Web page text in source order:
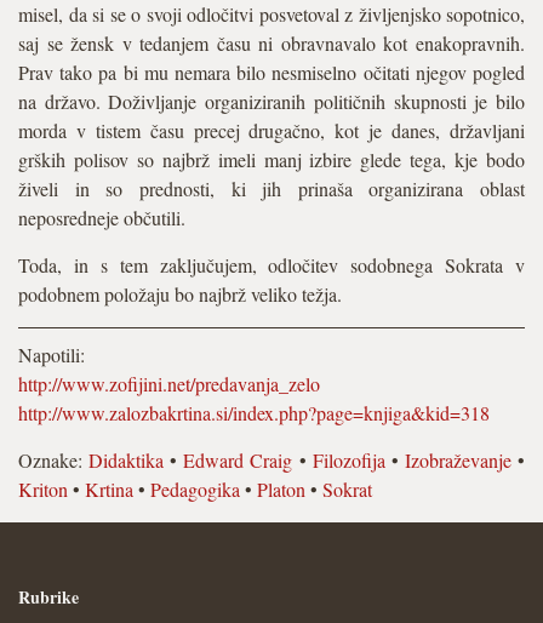
misel, da si se o svoji odločitvi posvetoval z življenjsko sopotnico,
saj se žensk v tedanjem času ni obravnavalo kot enakopravnih.
Prav tako pa bi mu nemara bilo nesmiselno očitati njegov pogled
na državo. Doživljanje organiziranih političnih skupnosti je bilo
morda v tistem času precej drugačno, kot je danes, državljani
grških polisov so najbrž imeli manj izbire glede tega, kje bodo
živeli in so prednosti, ki jih prinaša organizirana oblast
neposredneje občutili.
Toda, in s tem zaključujem, odločitev sodobnega Sokrata v
podobnem položaju bo najbrž veliko težja.
Napotili:
http://www.zofijini.net/predavanja_zelo
http://www.zalozbakrtina.si/index.php?page=knjiga&kid=318
Oznake:Didaktika •Edward Craig • Filozofija • Izobraževanje•
Kriton • Krtina • Pedagogika • Platon • Sokrat
Rubrike